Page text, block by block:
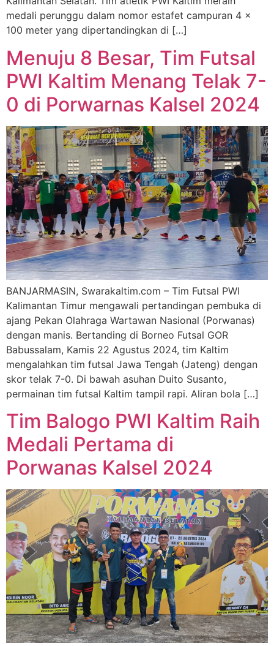
medali perunggu dalam nomor estafet campuran 4 x
100 meter yang dipertandingkan di […]
Menuju 8 Besar, Tim Futsal
PWI Kaltim Menang Telak 7-
0 di Porwarnas Kalsel 2024
BANJARMASIN, Swarakaltim.com – Tim Futsal PWI
Kalimantan Timur mengawali pertandingan pembuka di
ajang Pekan Olahraga Wartawan Nasional (Porwanas)
dengan manis. Bertanding di Borneo Futsal GOR
Babussalam, Kamis 22 Agustus 2024, tim Kaltim
mengalahkan tim futsal Jawa Tengah (Jateng) dengan
skor telak 7-0. Di bawah asuhan Duito Susanto,
permainan tim futsal Kaltim tampil rapi. Aliran bola […]
Tim Balogo PWI Kaltim Raih
Medali Pertama di
Porwanas Kalsel 2024